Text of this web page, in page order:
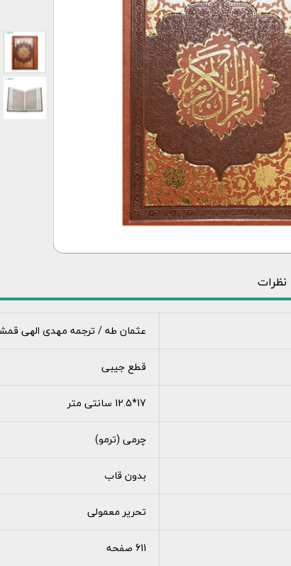
نظرات
عثمان طه / ترجمه مهدی الهی
قطع جیبی
17*12.5 سانتی متر
چرمی (ترمو)
بدون قاب
تحریر معمولی
611 صفحه